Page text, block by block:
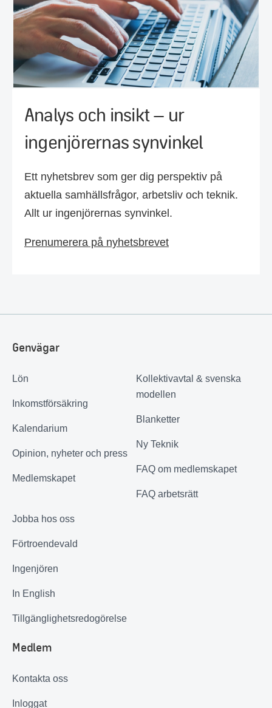
Analys och insikt – ur
ingenjörernas synvinkel
Ett nyhetsbrev som ger dig perspektiv på
aktuella samhällsfrågor, arbetsliv och teknik.
Allt ur ingenjörernas synvinkel.
Prenumerera på nyhetsbrevet
Genvägar
Lön
Inkomstförsäkring
Kalendarium
Opinion, nyheter och press
Medlemskapet
Kollektivavtal & svenska
modellen
Blanketter
Ny Teknik
FAQ om medlemskapet
FAQ arbetsrätt
Jobba hos oss
Förtroendevald
Ingenjören
In English
Tillgänglighetsredogörelse
Medlem
Kontakta oss
Inloggat